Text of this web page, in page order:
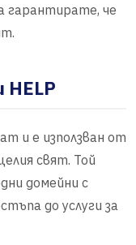
гарантирате, че
и е използван от
свят. Той
домейни с
до услуги за